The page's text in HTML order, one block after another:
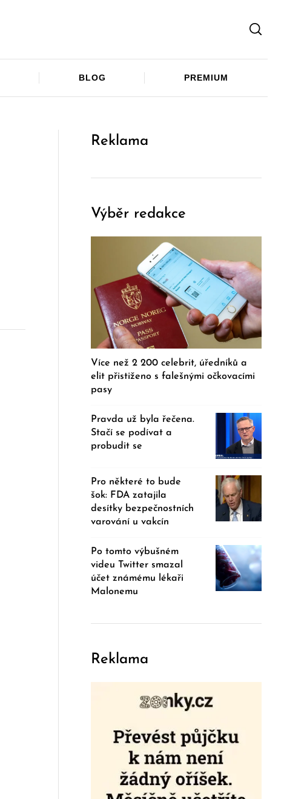
BLOG PREMIUM
Reklama
Výběr redakce
Více než 2 200 celebrit, úředníků a
elit přistiženo s falešnými očkovacími
pasy
Pravda už byla řečena.
Stačí se podívat a
probudit se
Pro některé to bude
šok: FDA zatajila
desítky bezpečnostních
varování u vakcín
Po tomto výbušném
videu Twitter smazal
účet známému lékaři
Malonemu
Reklama